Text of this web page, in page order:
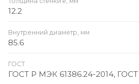
12.2
Внутренний диаметр, мм
85.6
ГОСТ
ГОСТ Р МЭК 61386.24-2014, ГОСТ